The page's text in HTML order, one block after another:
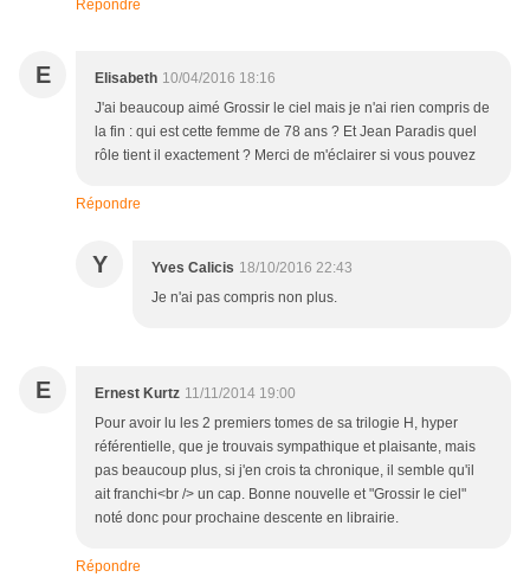
Répondre
E Elisabeth 10/04/2016 18:16
J'ai beaucoup aimé Grossir le ciel mais je n'ai rien compris de
la fin : qui est cette femme de 78 ans ? Et Jean Paradis quel
rôle tient il exactement ? Merci de m'éclairer si vous pouvez
Répondre
Y Yves Calicis 18/10/2016 22:43
Je n'ai pas compris non plus.
E Ernest Kurtz 11/11/2014 19:00
Pour avoir lu les 2 premiers tomes de sa trilogie H, hyper
référentielle, que je trouvais sympathique et plaisante, mais
pas beaucoup plus, si j'en crois ta chronique, il semble qu'il
ait franchi<br /> un cap. Bonne nouvelle et "Grossir le ciel"
noté donc pour prochaine descente en librairie.
Répondre